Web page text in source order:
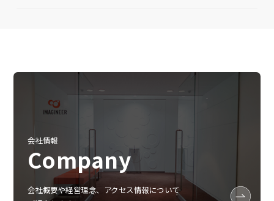
会社情報
Company
会社概要や経営理念、アクセス情報について